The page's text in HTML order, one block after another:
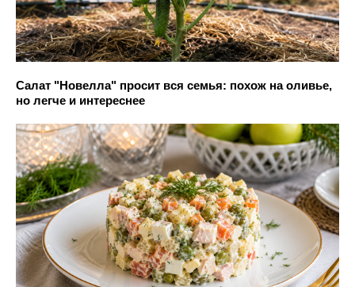
Салат "Новелла" просит вся семья: похож на оливье,
но легче и интереснее